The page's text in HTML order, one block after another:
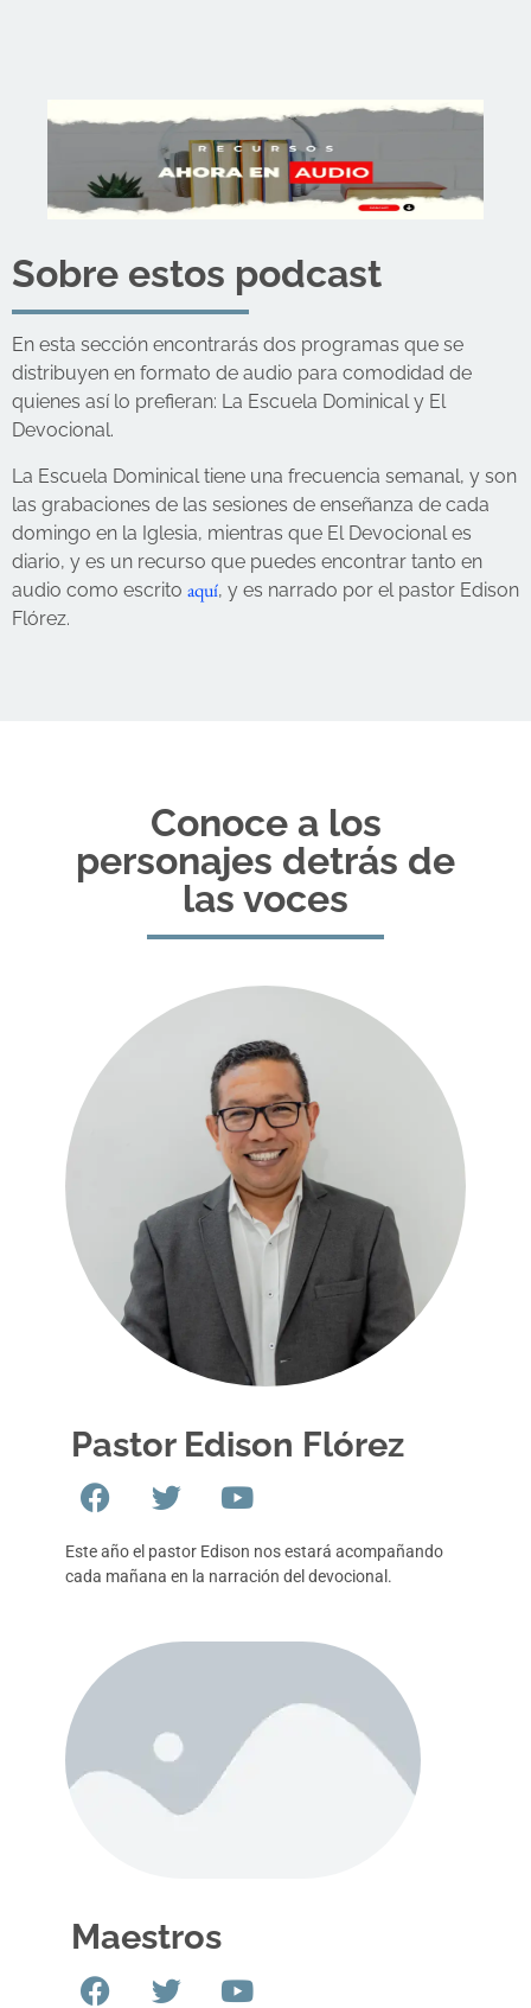
Sobre estos podcast
En esta sección encontrarás dos programas que se
distribuyen en formato de audio para comodidad de
quienes así lo prefieran: La Escuela Dominical y El
Devocional.
La Escuela Dominical tiene una frecuencia semanal, y son
las grabaciones de las sesiones de enseñanza de cada
domingo en la Iglesia, mientras que El Devocional es
diario, y es un recurso que puedes encontrar tanto en
audio como escrito aquí, y es narrado por el pastor Edison
Flórez.
Conoce a los
personajes detrás de
las voces
Pastor Edison Flórez
Este año el pastor Edison nos estará acompañando
cada mañana en la narración del devocional.
Maestros